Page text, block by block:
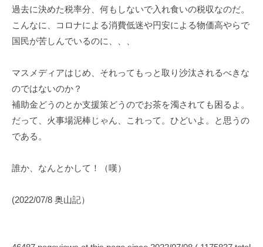
過去に決めた税率分、何もしないで入れ食いの税収なのだ。
こんなに、コロナによる消費低迷や円安による物価高やらで
国民が苦しんでいるのに、、、
マスメディアはじめ、それってもっと取り沙汰されるべきな
のではないのか？
補助金どうのとか支援策どうのでお茶を濁されても困るよ。
だって、火事場泥棒じゃん、これって。ひどいよ。と思うの
である。
誰か、なんとかして！（嘆）
(2022/07/8 奥山記）